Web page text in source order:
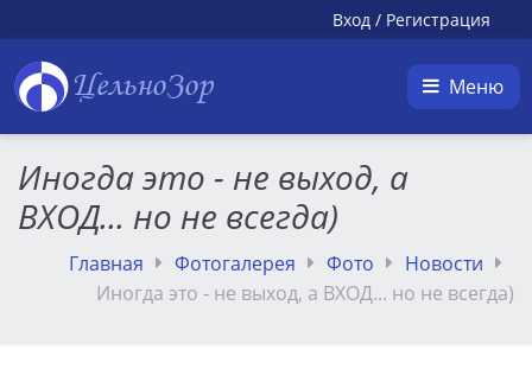
Вход / Регистрация
ЦельноЗор Меню
Иногда это - не выход, а
ВХОД... но не всегда)
Главная Фотогалерея Фото
Новости
Иногда это - не выход, а ВХОД... но не всегда)